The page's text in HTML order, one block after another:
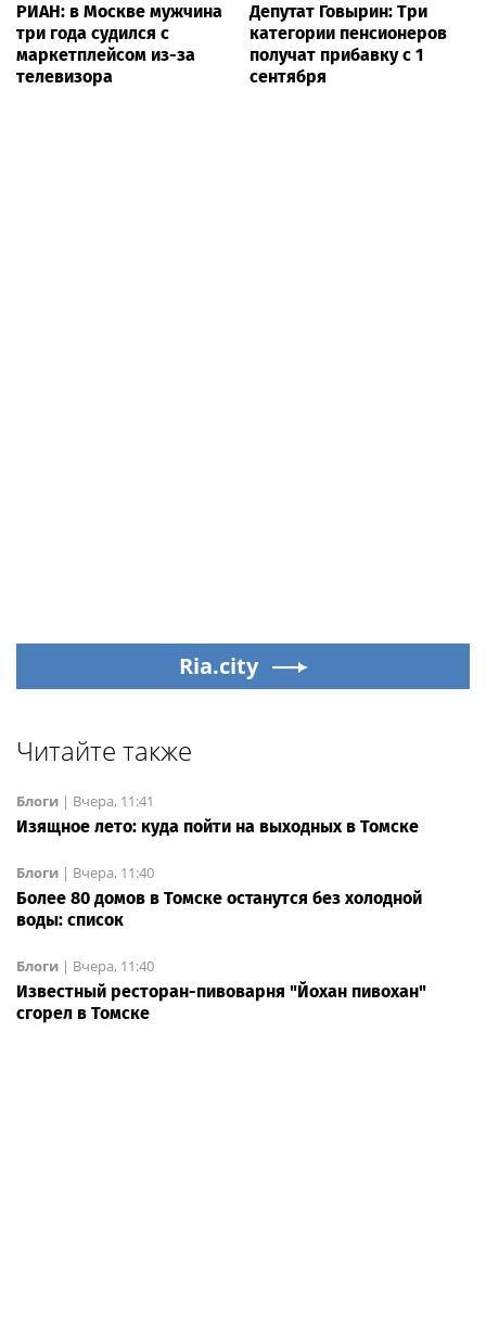
РИАН: в Москве мужчина
три года судился с
маркетплейсом из-за
телевизора
Депутат Говырин: Три
категории пенсионеров
получат прибавку с 1
сентября
Ria.city
Читайте также
Блоги | Вчера, 11:41
Изящное лето: куда пойти на выходных в Томске
Блоги | Вчера, 11:40
Более 80 домов в Томске останутся без холодной
воды: список
Блоги | Вчера, 11:40
Известный ресторан-пивоварня "Йохан пивохан"
сгорел в Томске